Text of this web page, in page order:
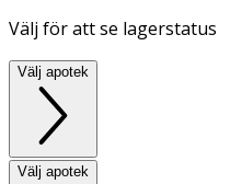
Välj för att se lagerstatus
Välj apotek
Välj apotek